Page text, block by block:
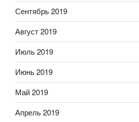
Сентябрь 2019
Август 2019
Июль 2019
Июнь 2019
Май 2019
Апрель 2019